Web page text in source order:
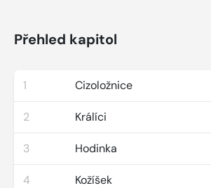
Přehled kapitol
1 Cizoložnice
2 Králíci
3 Hodinka
4 Kožíšek